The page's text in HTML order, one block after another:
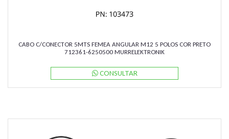
CABO C/CONECTOR 5MTS FEMEA ANGULAR M12 5 POLOS COR PRETO
712361-6250500 MURRELEKTRONIK
CONSULTAR